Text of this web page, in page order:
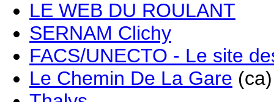
LE WEB DU ROULANT
SERNAM Clichy
FACS/UNECTO - Le site
Le Chemin De La Gare (ca)